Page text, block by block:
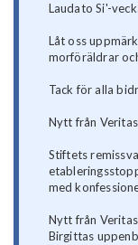
Laudato Si'-
Låt oss
morföräldrar
Tack för alla
Nytt från
Stiftets
med
Nytt från
Birgittas